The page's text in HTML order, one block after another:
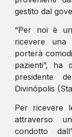
gestito dal
“Per noi è
ricevere una
porterà
pazienti”, ha
presidente
Divinópolis
Per ricevere
attraverso
condotto